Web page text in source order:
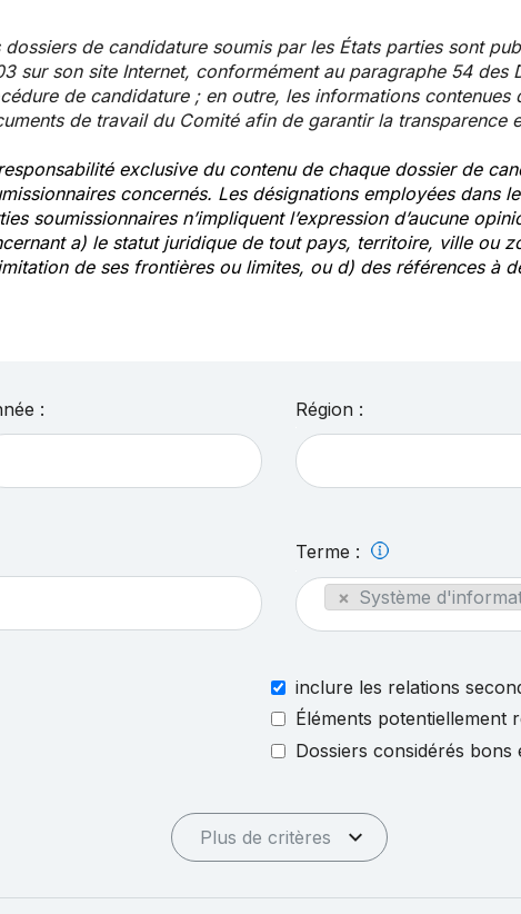
dossiers de candidature soumis par les États parties sont
sur son site Internet, conformément au paragraphe 54 des
de candidature ; en outre, les informations contenues
de travail du Comité afin de garantir la transparence
exclusive du contenu de chaque dossier de
concernés. Les désignations employées dans
soumissionnaires n’impliquent l’expression d’aucune
a) le statut juridique de tout pays, territoire, ville ou
de ses frontières ou limites, ou d) des références à
: Région :
Terme :
× Système
inclure les relations
Éléments potentiellement
Dossiers considérés bons
Plus de critères